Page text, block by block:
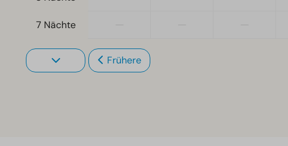
7 Nächte
Frühere